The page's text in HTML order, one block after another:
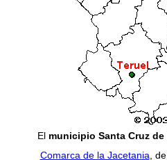
El municipio Santa Cruz de
Comarca de la Jacetania,